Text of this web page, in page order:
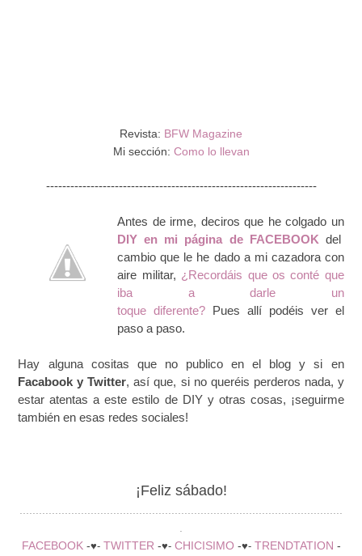
Revista: BFW Magazine
Mi sección: Como lo llevan
-------------------------------------------------------------------
Antes de irme, deciros que he colgado un
DIY en mi página de FACEBOOK del
cambio que le he dado a mi cazadora con
aire militar, ¿ Recordáis que os conté que
iba a darle un
toque diferente? Pues allí podéis ver el
paso a paso.
Hay alguna cositas que no publico en el blog y si en
Facabook y Twitter, así que, si no queréis perderos nada, y
estar atentas a este estilo de DIY y otras cosas, ¡seguirme
también en esas redes sociales!
¡Feliz sábado!
FACEBOOK -♥- TWITTER -♥- CHICISIMO -♥- TRENDTATION -